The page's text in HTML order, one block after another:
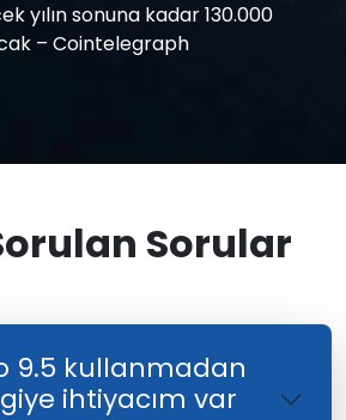
yılın sonuna kadar 130.000
– Cointelegraph
Sorular
9.5 kullanmadan
ihtiyacım var